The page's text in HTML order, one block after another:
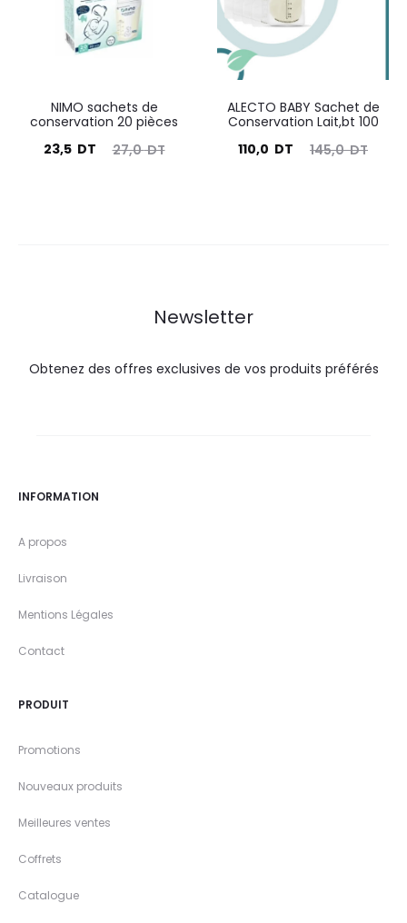
DT.
DT.
NIMO sachets de
conservation 20 pièces
27,0DT
Le
23,5 DT
ALECTO BABY Sachet de
Conservation Lait,bt 100
145,0DT
Le
110,0 DT
Le
Newsletter
Obtenez des offres exclusives de vos produits préférés
INFORMATION
A propos
Livraison
Mentions Légales
Contact
PRODUIT
Promotions
Nouveaux produits
Meilleures ventes
Coffrets
Catalogue